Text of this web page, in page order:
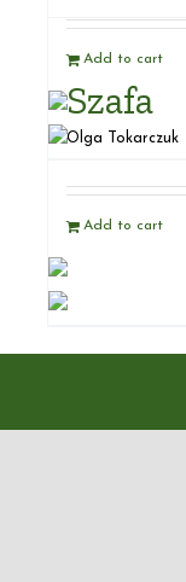
Add to cart
Szafa
Olga Tokarczuk
Add to cart